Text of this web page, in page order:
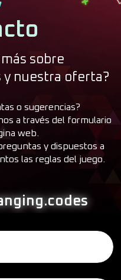
sobre
y nuestra oferta?
o sugerencias?
a través del formulario
web.
y dispuestos a
las reglas del juego.